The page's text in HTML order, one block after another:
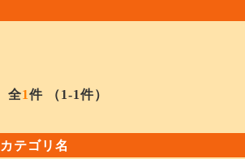
全1件 （1-1件）
カテゴリ名